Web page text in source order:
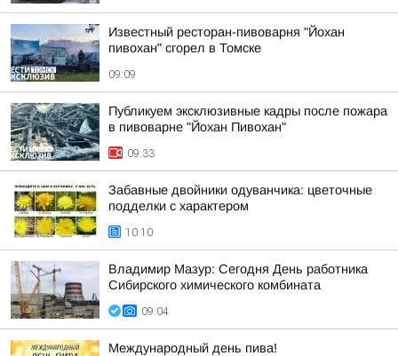
Известный ресторан-пивоварня "Йохан
пивохан" сгорел в Томске
09:09
Публикуем эксклюзивные кадры после пожара
в пивоварне "Йохан Пивохан"
09:33
Забавные двойники одуванчика: цветочные
подделки с характером
10:10
Владимир Мазур: Сегодня День работника
Сибирского химического комбината
09:04
Международный день пива!